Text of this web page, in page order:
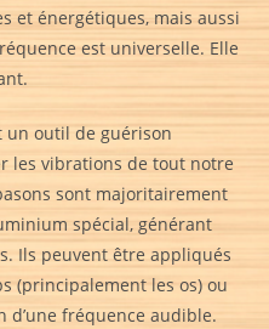
et énergétiques, mais aussi
est universelle. Elle
un outil de guérison
les vibrations de tout notre
sont majoritairement
spécial, générant
Ils peuvent être appliqués
(principalement les os) ou
fréquence audible.